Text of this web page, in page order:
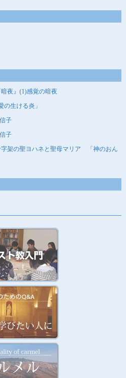
夜』(1)感覚の暗夜
の生ける炎」
子
子
架の聖ヨハネと聖母マリア 「神のおん